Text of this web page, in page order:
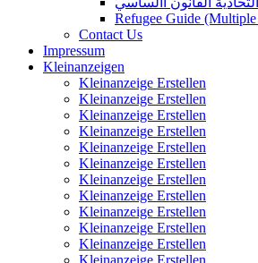
Refugee Guide
Contact Us
Impressum
Kleinanzeigen
Kleinanzeige Erstellen
Kleinanzeige Erstellen
Kleinanzeige Erstellen
Kleinanzeige Erstellen
Kleinanzeige Erstellen
Kleinanzeige Erstellen
Kleinanzeige Erstellen
Kleinanzeige Erstellen
Kleinanzeige Erstellen
Kleinanzeige Erstellen
Kleinanzeige Erstellen
Kleinanzeige Erstellen